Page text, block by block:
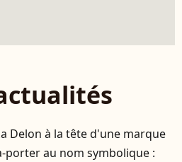
Delon à la tête d'une marque
porter au nom symbolique :